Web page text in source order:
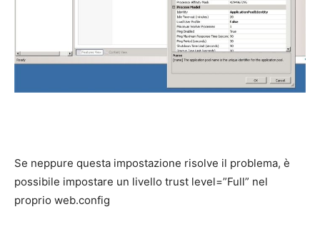
Se neppure questa impostazione risolve il problema, è
possibile impostare un livello trust level=”Full” nel
proprio web.config